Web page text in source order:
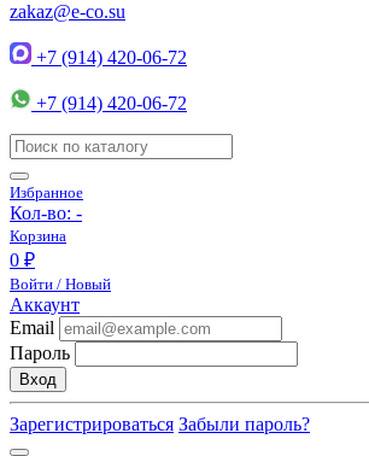
zakaz@e-co.su
+7 (914) 420-06-72
+7 (914) 420-06-72
Избранное
Кол-во: -
Корзина
0 ₽
Войти / Новый
Аккаунт
Email
Пароль
Вход
Зарегистрироваться Забыли пароль?